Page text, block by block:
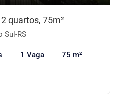
quartos, 75m²
Sul-RS
1 Vaga 75 m²